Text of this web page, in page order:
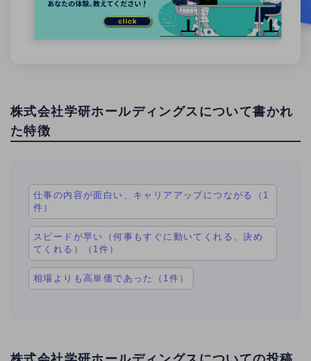
株式会社学研ホールディングスについて書かれ
た特徴
仕事の内容が面白い、キャリアアップにつながる（1
件）
スピードが早い（何事もすぐに動いてくれる、決め
てくれる）（1件）
相場よりも高単価であった（1件）